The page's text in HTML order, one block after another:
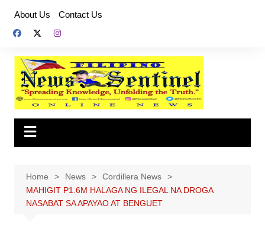
content
About Us Contact Us
Home News
Cordillera News
MAHIGIT P1.6M HALAGA NG ILEGAL NA DROGA
NASABAT SA APAYAO AT BENGUET